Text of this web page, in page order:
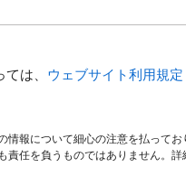
は、 ウェブサイト利用規定
情報について細心の注意を払って
責任を負うものではありません。